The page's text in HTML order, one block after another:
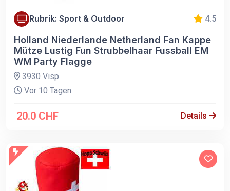
Rubrik: Sport & Outdoor 4.5
Holland Niederlande Netherland Fan Kappe
Mütze Lustig Fun Strubbelhaar Fussball EM
WM Party Flagge
3930 Visp
Vor 10 Tagen
20.0 CHF Details